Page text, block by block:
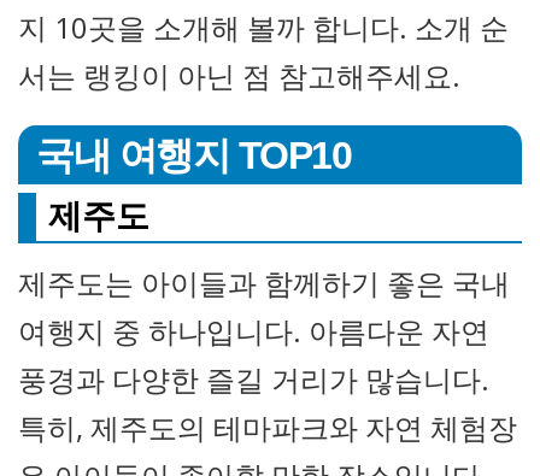
지 10곳을 소개해 볼까 합니다. 소개 순
서는 랭킹이 아닌 점 참고해주세요.
국내 여행지 TOP10
제주도
제주도는 아이들과 함께하기 좋은 국내
여행지 중 하나입니다. 아름다운 자연
풍경과 다양한 즐길 거리가 많습니다.
특히, 제주도의 테마파크와 자연 체험장